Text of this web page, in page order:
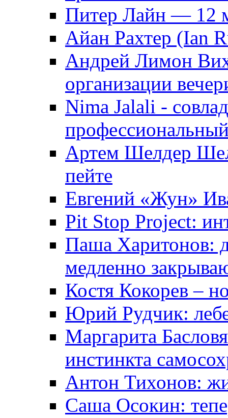
Питер Лайн — 12
Айан Рахтер (Ian
Андрей Лимон
организации
Nima Jalali -
Артем Шелдер
пейте
Евгений «Жун»
Pit Stop Project:
Паша Харитонов:
медленно
Костя Кокорев –
Юрий Рудчик:
Маргарита
инстинкта
Антон Тихонов:
Саша Осокин: